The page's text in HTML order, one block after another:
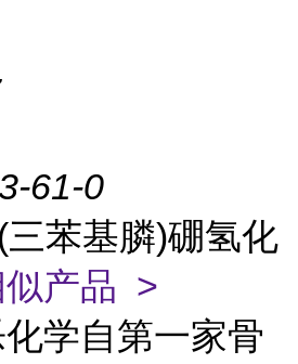
61-0
三苯基膦)硼氢化
似产品 >
学自第一家骨